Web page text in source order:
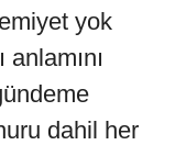
yok
dahil her